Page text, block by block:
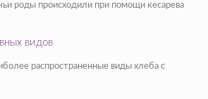
роды происходили при помощи кесарева
видов
распространенные виды хлеба с